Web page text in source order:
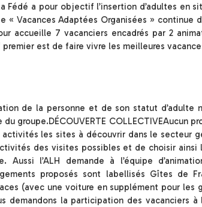
Fédé a pour objectif l’insertion d’adultes
« Vacances Adaptées Organisées »
accueille 7 vacanciers encadrés par 2
est de faire vivre les meilleures
de la personne et de son statut
groupe.DÉCOUVERTE
activités les sites à découvrir dans le secteur
des visites possibles et de choisir ainsi
Aussi l’ALH demande à l’équipe
proposés sont labellisés Gîtes de
(avec une voiture en supplément pour
demandons la participation des